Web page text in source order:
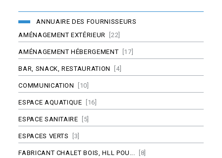
ANNUAIRE DES FOURNISSEURS
AMÉNAGEMENT EXTÉRIEUR [22]
AMÉNAGEMENT HÉBERGEMENT [17]
BAR, SNACK, RESTAURATION [4]
COMMUNICATION [10]
ESPACE AQUATIQUE [16]
ESPACE SANITAIRE [5]
ESPACES VERTS [3]
FABRICANT CHALET BOIS, HLL POU... [8]